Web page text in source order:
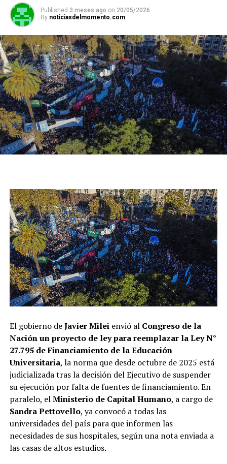
Published 3 meses ago on 20/05/2026
By noticiasdelmomento.com
El gobierno deJavier Mileienvió al Congreso de la
Naciónun proyecto de ley para reemplazar la Ley N°
27.795 de Financiamiento de la Educación
Universitaria, la norma que desde octubre de 2025 está
judicializada tras la decisión del Ejecutivo de suspender
su ejecución por falta de fuentes de financiamiento. En
paralelo, elMinisterio de Capital Humano, a cargo de
Sandra Pettovello, ya convocó a todas las
universidades del país para que informen las
necesidades de sus hospitales, según una nota enviada a
las casas de altos estudios.